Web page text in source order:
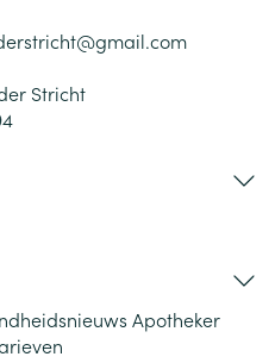
gmail.com
Stricht
Apotheker